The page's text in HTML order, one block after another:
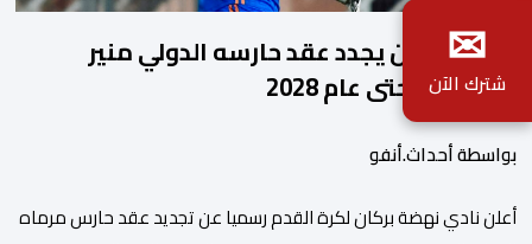
نهضة بركان يجدد عقد حارسه الدولي منير
المحمدي حتى عام 2028
بواسطة أحداث.أنفو
​أعلن نادي نهضة بركان لكرة القدم رسميا عن تجديد عقد حارس مرماه
✉
شترك الآن